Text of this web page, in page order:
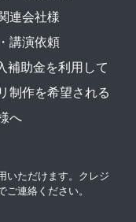
連会社様
講演依頼
補助金を利用して
制作を希望される
へ
いただけます。クレジ
連絡ください。